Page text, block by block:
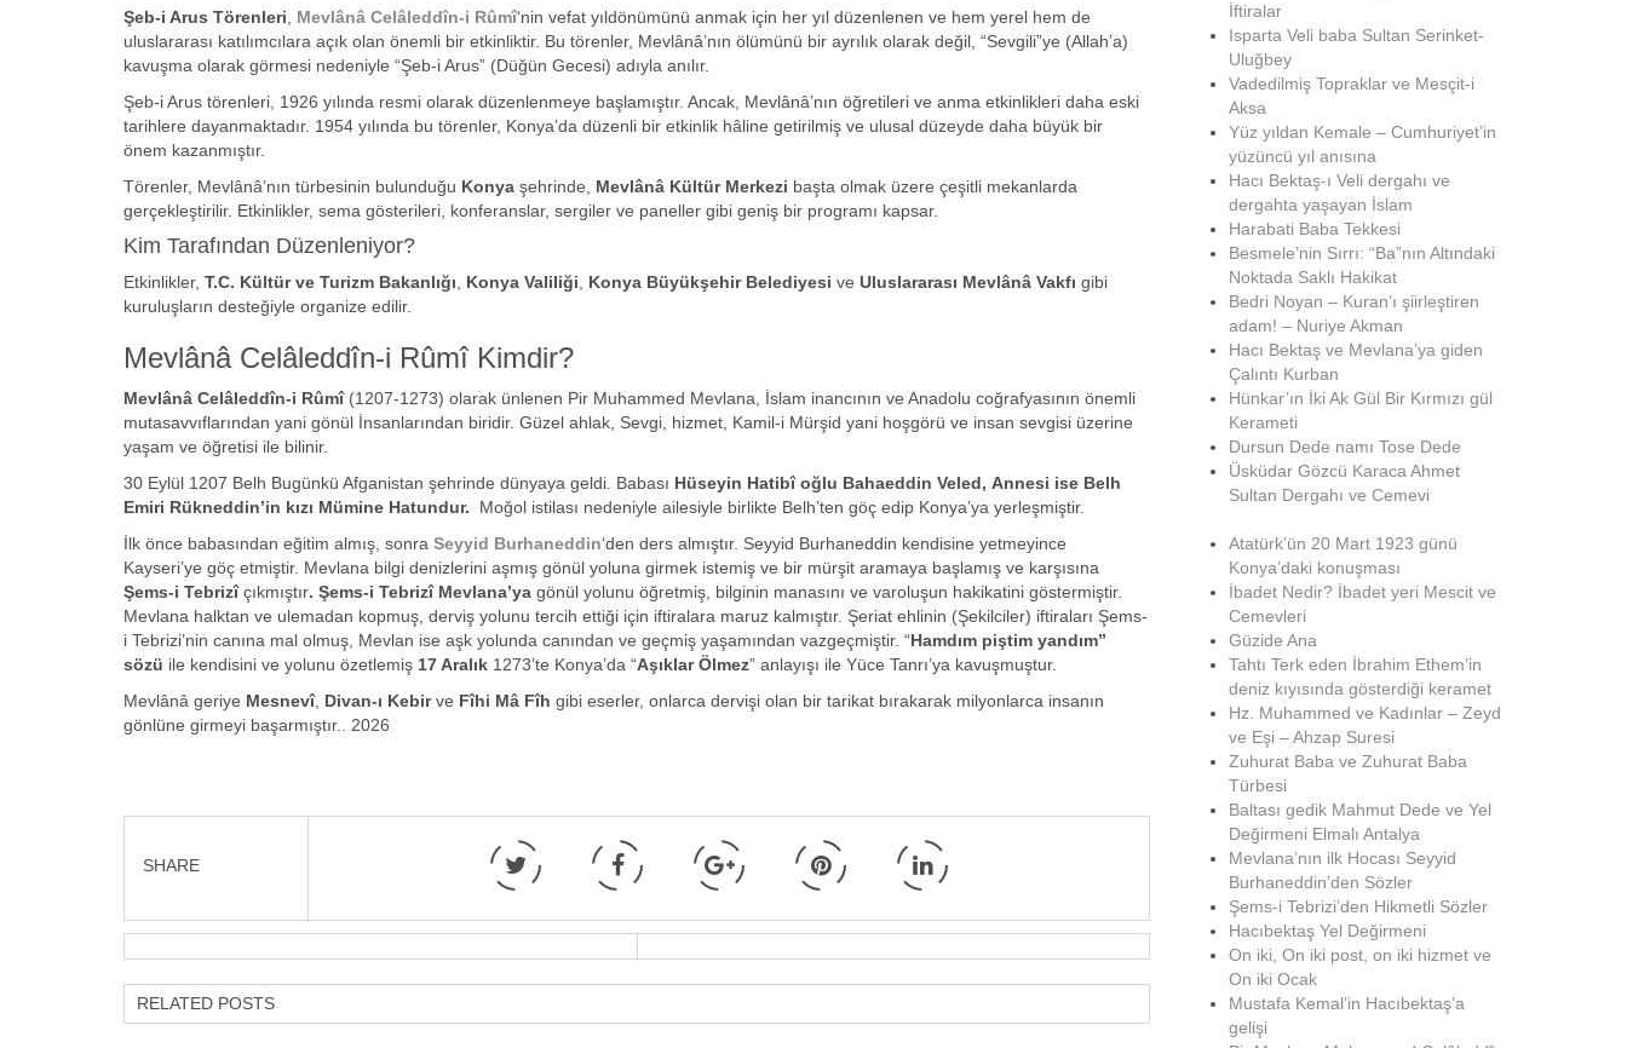
Şeb-i Arus Törenleri Mevlânâ Celâleddîn-i Rûmî‘nin vefat yıldönümünü anmak için her yıl düzenlenen ve hem yerel hem de
uluslararası katılımcılara açık olan önemli bir etkinliktir. Bu törenler, Mevlânâ’nın ölümünü bir ayrılık olarak değil, “Sevgili”ye (Allah’a)
kavuşma olarak görmesi nedeniyle “Şeb-i Arus” (Düğün Gecesi) adıyla anılır.
Şeb-i Arus törenleri, 1926 yılında resmi olarak düzenlenmeye başlamıştır. Ancak, Mevlânâ’nın öğretileri ve anma etkinlikleri daha eski
tarihlere dayanmaktadır. 1954 yılında bu törenler, Konya’da düzenli bir etkinlik hâline getirilmiş ve ulusal düzeyde daha büyük bir
önem kazanmıştır.
Törenler, Mevlânâ’nın türbesinin bulunduğu Konya şehrinde, Mevlânâ Kültür Merkezi başta olmak üzere çeşitli mekanlarda
gerçekleştirilir. Etkinlikler, sema gösterileri, konferanslar, sergiler ve paneller gibi geniş bir programı kapsar.
Kim Tarafından Düzenleniyor?
Etkinlikler, T.C. Kültür ve Turizm Bakanlığı Konya Valiliği Konya Büyükşehir Belediyesi ve Uluslararası Mevlânâ Vakfı gibi
kuruluşların desteğiyle organize edilir.
Mevlânâ Celâleddîn-i Rûmî Kimdir?
Mevlânâ Celâleddîn-i Rûmî(1207-1273) olarak ünlenen Pir Muhammed Mevlana, İslam inancının ve Anadolu coğrafyasının önemli
mutasavvıflarından yani gönül İnsanlarından biridir. Güzel ahlak, Sevgi, hizmet, Kamil-i Mürşid yani hoşgörü ve insan sevgisi üzerine
yaşam ve öğretisi ile bilinir.
30 Eylül 1207 Belh Bugünkü Afganistan şehrinde dünyaya geldi. Babası Hüseyin Hatibî oğlu Bahaeddin Veled, Annesi ise Belh
Emiri Rükneddin’in kızı Mümine Hatundur.
Moğol istilası nedeniyle ailesiyle birlikte Belh’ten göç edip Konya’ya yerleşmiştir.
İlk önce babasından eğitim almış, sonra Seyyid Burhaneddin‘den ders almıştır. Seyyid Burhaneddin kendisine yetmeyince
Kayseri’ye göç etmiştir. Mevlana bilgi denizlerini aşmış gönül yoluna girmek istemiş ve bir mürşit aramaya başlamış ve karşısına
Şems-i Tebrizîçıkmıştır. Şems-i Tebrizî Mevlana’ya gönül yolunu öğretmiş, bilginin manasını ve varoluşun hakikatini göstermiştir.
Mevlana halktan ve ulemadan kopmuş, derviş yolunu tercih ettiği için iftiralara maruz kalmıştır. Şeriat ehlinin (Şekilciler) iftiraları Şems-
i Tebrizi’nin canına mal olmuş, Mevlan ise aşk yolunda canından ve geçmiş yaşamından vazgeçmiştir. “Hamdım piştim yandım”
sözü ile kendisini ve yolunu özetlemiş 17 Aralık 1273’te Konya’da “Aşıklar Ölmez” anlayışı ile Yüce Tanrı’ya kavuşmuştur.
Mevlânâ geriye Mesnevî, Divan-ı Kebirve Fîhi Mâ Fîh gibi eserler, onlarca dervişi olan bir tarikat bırakarak milyonlarca insanın
gönlüne girmeyi başarmıştır.. 2026
SHARE
RELATED POSTS
İftiralar
Isparta Veli baba Sultan Serinket-
Uluğbey
Vadedilmiş Topraklar ve Mesçit-i
Aksa
Yüz yıldan Kemale – Cumhuriyet’in
yüzüncü yıl anısına
Hacı Bektaş-ı Veli dergahı ve
dergahta yaşayan İslam
Harabati Baba Tekkesi
Besmele’nin Sırrı: “Ba”nın Altındaki
Noktada Saklı Hakikat
Bedri Noyan – Kuran’ı şiirleştiren
adam! – Nuriye Akman
Hacı Bektaş ve Mevlana’ya giden
Çalıntı Kurban
Hünkar’ın İki Ak Gül Bir Kırmızı gül
Kerameti
Dursun Dede namı Tose Dede
Üsküdar Gözcü Karaca Ahmet
Sultan Dergahı ve Cemevi
Atatürk’ün 20 Mart 1923 günü
Konya’daki konuşması
İbadet Nedir? İbadet yeri Mescit ve
Cemevleri
Güzide Ana
Tahtı Terk eden İbrahim Ethem’in
deniz kıyısında gösterdiği keramet
Hz. Muhammed ve Kadınlar – Zeyd
ve Eşi – Ahzap Suresi
Zuhurat Baba ve Zuhurat Baba
Türbesi
Baltası gedik Mahmut Dede ve Yel
Değirmeni Elmalı Antalya
Mevlana’nın ilk Hocası Seyyid
Burhaneddin’den Sözler
Şems-i Tebrizi’den Hikmetli Sözler
Hacıbektaş Yel Değirmeni
On iki, On iki post, on iki hizmet ve
On iki Ocak
Mustafa Kemal’in Hacıbektaş’a
gelişi